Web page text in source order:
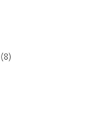
88